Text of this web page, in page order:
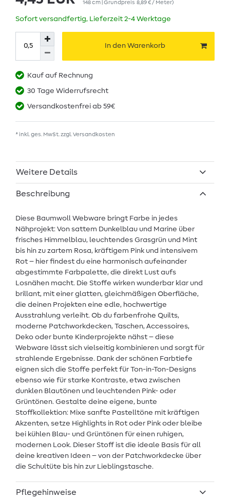
148 cm | Grundpreis 8,89 € / Meter)
Sofort versandfertig, Lieferzeit 2-4 Werktage
In den Warenkorb
Kauf auf Rechnung
30 Tage Widerrufsrecht
Versandkostenfrei ab 59€
* inkl. ges. MwSt. zzgl. Versandkosten
Weitere Details
Beschreibung
Diese Baumwoll Webware bringt Farbe in jedes
Nähprojekt: Von sattem Dunkelblau und Marine über
frisches Himmelblau, leuchtendes Grasgrün und Mint
bis hin zu zartem Rosa, kräftigem Pink und intensivem
Rot – hier findest du eine harmonisch aufeinander
abgestimmte Farbpalette, die direkt Lust aufs
Losnähen macht. Die Stoffe wirken wunderbar klar und
brillant, mit einer glatten, gleichmäßigen Oberfläche,
die deinen Projekten eine edle, hochwertige
Ausstrahlung verleiht. Ob du farbenfrohe Quilts,
moderne Patchworkdecken, Taschen, Accessoires,
Deko oder bunte Kinderprojekte nähst – diese
Webware lässt sich vielseitig kombinieren und sorgt für
strahlende Ergebnisse. Dank der schönen Farbtiefe
eignen sich die Stoffe perfekt für Ton-in-Ton-Designs
ebenso wie für starke Kontraste, etwa zwischen
dunklen Blautönen und leuchtenden Pink- oder
Grüntönen. Gestalte deine eigene, bunte
Stoffkollektion: Mixe sanfte Pastelltöne mit kräftigen
Akzenten, setze Highlights in Rot oder Pink oder bleibe
bei kühlen Blau- und Grüntönen für einen ruhigen,
modernen Look. Dieser Stoff ist die ideale Basis für all
deine kreativen Ideen – von der Patchworkdecke über
die Schultüte bis hin zur Lieblingstasche.
Pflegehinweise